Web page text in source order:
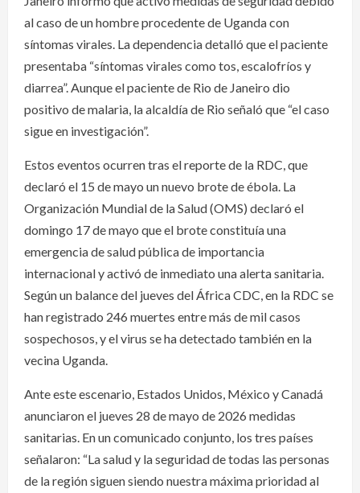
al caso de un hombre procedente de Uganda con
síntomas virales. La dependencia detalló que el paciente
presentaba “síntomas virales como tos, escalofríos y
diarrea”. Aunque el paciente de Rio de Janeiro dio
positivo de malaria, la alcaldía de Rio señaló que “el caso
sigue en investigación”.
Estos eventos ocurren tras el reporte de la RDC, que
declaró el 15 de mayo un nuevo brote de ébola. La
Organización Mundial de la Salud (OMS) declaró el
domingo 17 de mayo que el brote constituía una
emergencia de salud pública de importancia
internacional y activó de inmediato una alerta sanitaria.
Según un balance del jueves del África CDC, en la RDC se
han registrado 246 muertes entre más de mil casos
sospechosos, y el virus se ha detectado también en la
vecina Uganda.
Ante este escenario, Estados Unidos, México y Canadá
anunciaron el jueves 28 de mayo de 2026 medidas
sanitarias. En un comunicado conjunto, los tres países
señalaron: “La salud y la seguridad de todas las personas
de la región siguen siendo nuestra máxima prioridad al